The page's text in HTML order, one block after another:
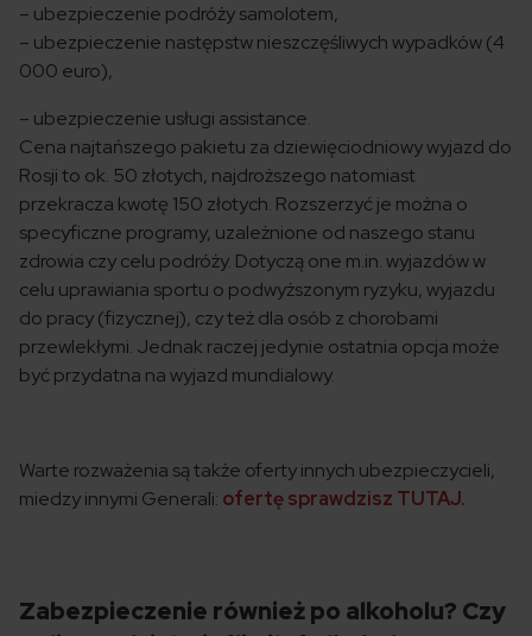
– ubezpieczenie podróży samolotem,
– ubezpieczenie następstw nieszczęśliwych wypadków (4
000 euro),
– ubezpieczenie usługi assistance.
Cena najtańszego pakietu za dziewięciodniowy wyjazd do
Rosji to ok. 50 złotych, najdroższego natomiast
przekracza kwotę 150 złotych. Rozszerzyć je można o
specyficzne programy, uzależnione od naszego stanu
zdrowia czy celu podróży. Dotyczą one m.in. wyjazdów w
celu uprawiania sportu o podwyższonym ryzyku, wyjazdu
do pracy (fizycznej), czy też dla osób z chorobami
przewlekłymi. Jednak raczej jedynie ostatnia opcja może
być przydatna na wyjazd mundialowy.
Warte rozważenia są także oferty innych ubezpieczycieli,
miedzy innymi Generali: ofertę sprawdzisz TUTAJ.
Zabezpieczenie również po alkoholu? Czy